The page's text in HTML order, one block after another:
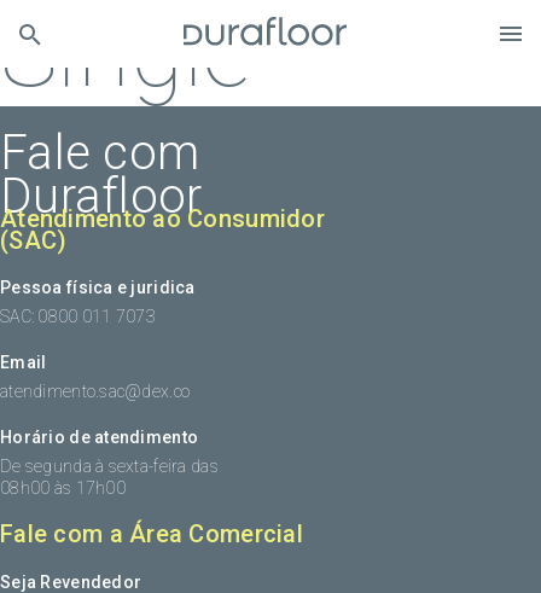
Single
Fale com
Durafloor
Atendimento ao Consumidor
(SAC)
Pessoa física e juridica
SAC: 0800 011 7073
Email
atendimento.sac@dex.co
Horário de atendimento
De segunda à sexta-feira das
08h00 às 17h00
Fale com a Área Comercial
Seja Revendedor